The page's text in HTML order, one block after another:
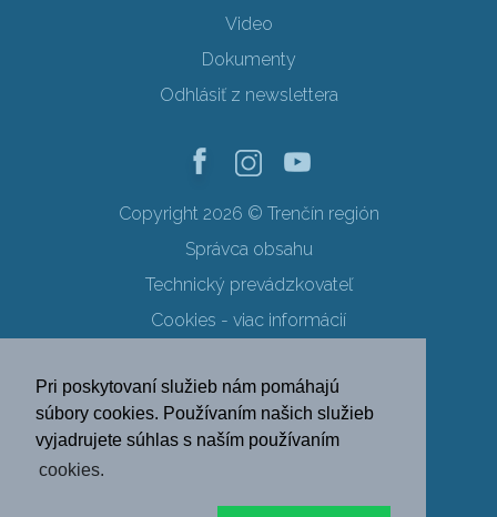
Pri poskytovaní služieb nám pomáhajú
súbory cookies. Používaním našich služieb
vyjadrujete súhlas s naším používaním
cookies.
Video
Dokumenty
Odhlásiť z newslettera
Copyright 2026 © Trenčín región
Správca obsahu
Technický prevádzkovateľ
Cookies - viac informácií
Ochrana osobných údajov
SK EN DE
PL